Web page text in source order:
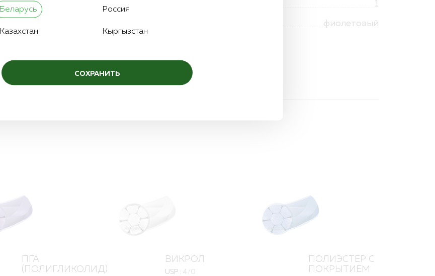
1
фиолетовый
ПГА
(ПОЛИГЛИКОЛИД)
ВИКРОЛ
USP : 4/0
ПОЛИЭСТЕР С
ПОКРЫТИЕМ
Беларусь Россия
Казахстан Кыргызстан
СОХРАНИТЬ